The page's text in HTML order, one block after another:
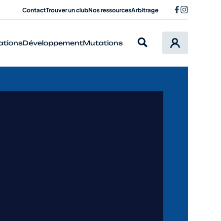
ContactTrouver un clubNos ressourcesArbitrage
DéveloppementMutations